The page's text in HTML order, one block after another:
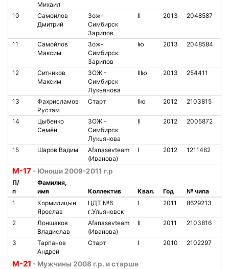
Михаил
10
Самойлов
Дмитрий
Зож-
Симбирск
Зарипов
II 2013 2048587
11
Самойлов
Максим
Зож-
Симбирск
Зарипов
Iю 2013 2048584
12
Ситников
Максим
ЗОЖ -
Симбирск
Лукьянова
IIIю 2013 254411
13
Фахрисламов
Рустам
Старт IIю 2012 2103815
14
Цыбенко
Семён
ЗОЖ -
Симбирск
Лукьянова
II 2012 2005872
15 Шаров Вадим
Afanasevteam
(Иванова)
I 2012 1211462
М-17 - Юноши 2009-2011 г.р
П/
п
Фамилия,
имя
Коллектив Квал. Год № чипа
1
Кормилицын
Ярослав
ЦДТ №6
г.Ульяновск
I 2011 8629213
2
Лоншаков
Владислав
Afanasevteam
(Иванова)
II 2011 2103816
3
Тарпанов
Андрей
Старт I 2010 2102297
М-21 - Мужчины 2008 г.р. и старше